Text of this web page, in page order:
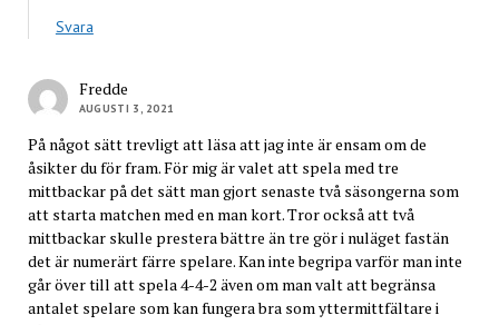
Svara
Fredde
AUGUSTI 3, 2021
På något sätt trevligt att läsa att jag inte är ensam om de
åsikter du för fram. För mig är valet att spela med tre
mittbackar på det sätt man gjort senaste två säsongerna som
att starta matchen med en man kort. Tror också att två
mittbackar skulle prestera bättre än tre gör i nuläget fastän
det är numerärt färre spelare. Kan inte begripa varför man inte
går över till att spela 4-4-2 även om man valt att begränsa
antalet spelare som kan fungera bra som yttermittfältare i